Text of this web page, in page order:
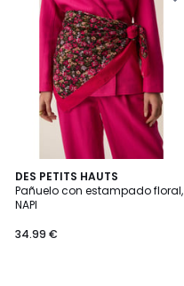
DES PETITS HAUTS
Pañuelo con estampado floral,
NAPI
€.
34.99 €